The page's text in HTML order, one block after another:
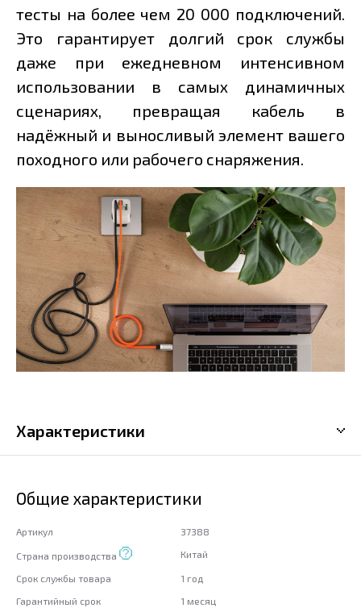
тесты на более чем 20 000 подключений.
Это гарантирует долгий срок службы
даже при ежедневном интенсивном
использовании в самых динамичных
сценариях, превращая кабель в
надёжный и выносливый элемент вашего
походного или рабочего снаряжения.
Характеристики
Общие характеристики
Артикул 37388
Страна производства Китай
Срок службы товара
1 год
Гарантийный срок
1 месяц